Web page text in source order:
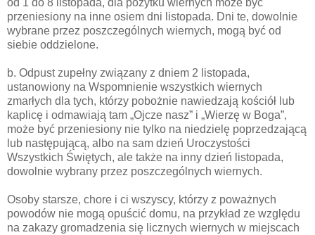
od 1 do 8 listopada, dla pożytku wiernych może być
przeniesiony na inne osiem dni listopada. Dni te, dowolnie
wybrane przez poszczególnych wiernych, mogą być od
siebie oddzielone.
b. Odpust zupełny związany z dniem 2 listopada,
ustanowiony na Wspomnienie wszystkich wiernych
zmarłych dla tych, którzy pobożnie nawiedzają kościół lub
kaplicę i odmawiają tam „Ojcze nasz” i „Wierzę w Boga”,
może być przeniesiony nie tylko na niedzielę poprzedzającą
lub następującą, albo na sam dzień Uroczystości
Wszystkich Świętych, ale także na inny dzień listopada,
dowolnie wybrany przez poszczególnych wiernych.
Osoby starsze, chore i ci wszyscy, którzy z poważnych
powodów nie mogą opuścić domu, na przykład ze względu
na zakazy gromadzenia się licznych wiernych w miejscach